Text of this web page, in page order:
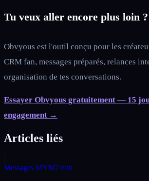
Tu veux aller encore plus loin ?
Obvyous est l'outil conçu pour les
CRM fan, messages préparés, relances
organisation de tes conversations.
Essayer Obvyous gratuitement — 15
engagement →
Articles liés
Messages MYM7 min